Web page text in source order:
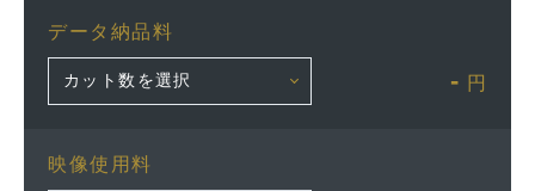
データ納品料
- 円
映像使用料